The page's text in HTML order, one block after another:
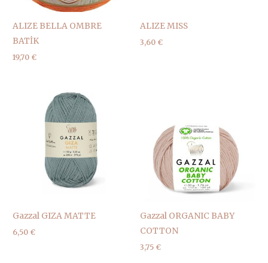
ALIZE BELLA OMBRE
BATİK
19,70 €
ALIZE MISS
3,60 €
Gazzal GIZA MATTE
6,50 €
Gazzal ORGANIC BABY
COTTON
3,75 €